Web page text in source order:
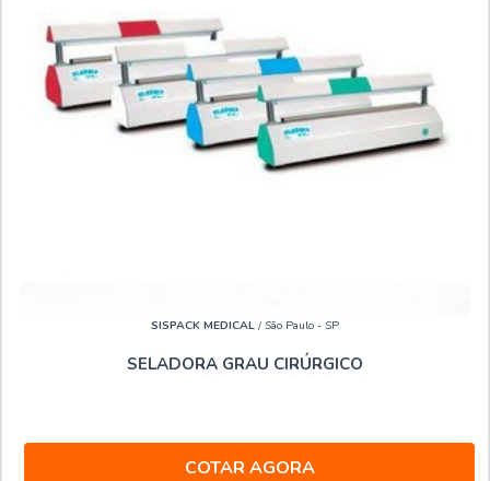
SISPACK MEDICAL / São Paulo - SP
SELADORA GRAU CIRÚRGICO
COTAR AGORA